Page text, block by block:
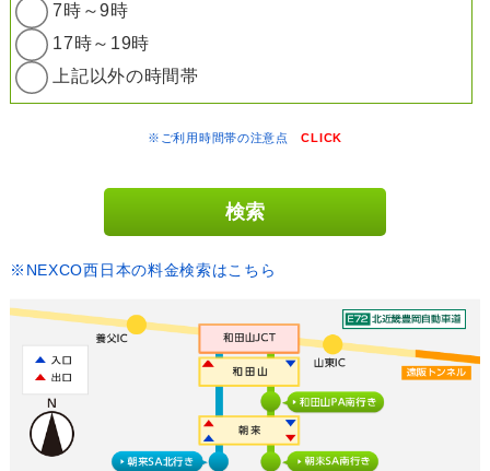
7時～9時
17時～19時
上記以外の時間帯
※ご利用時間帯の注意点CLICK
※NEXCO西日本の料金検索はこちら